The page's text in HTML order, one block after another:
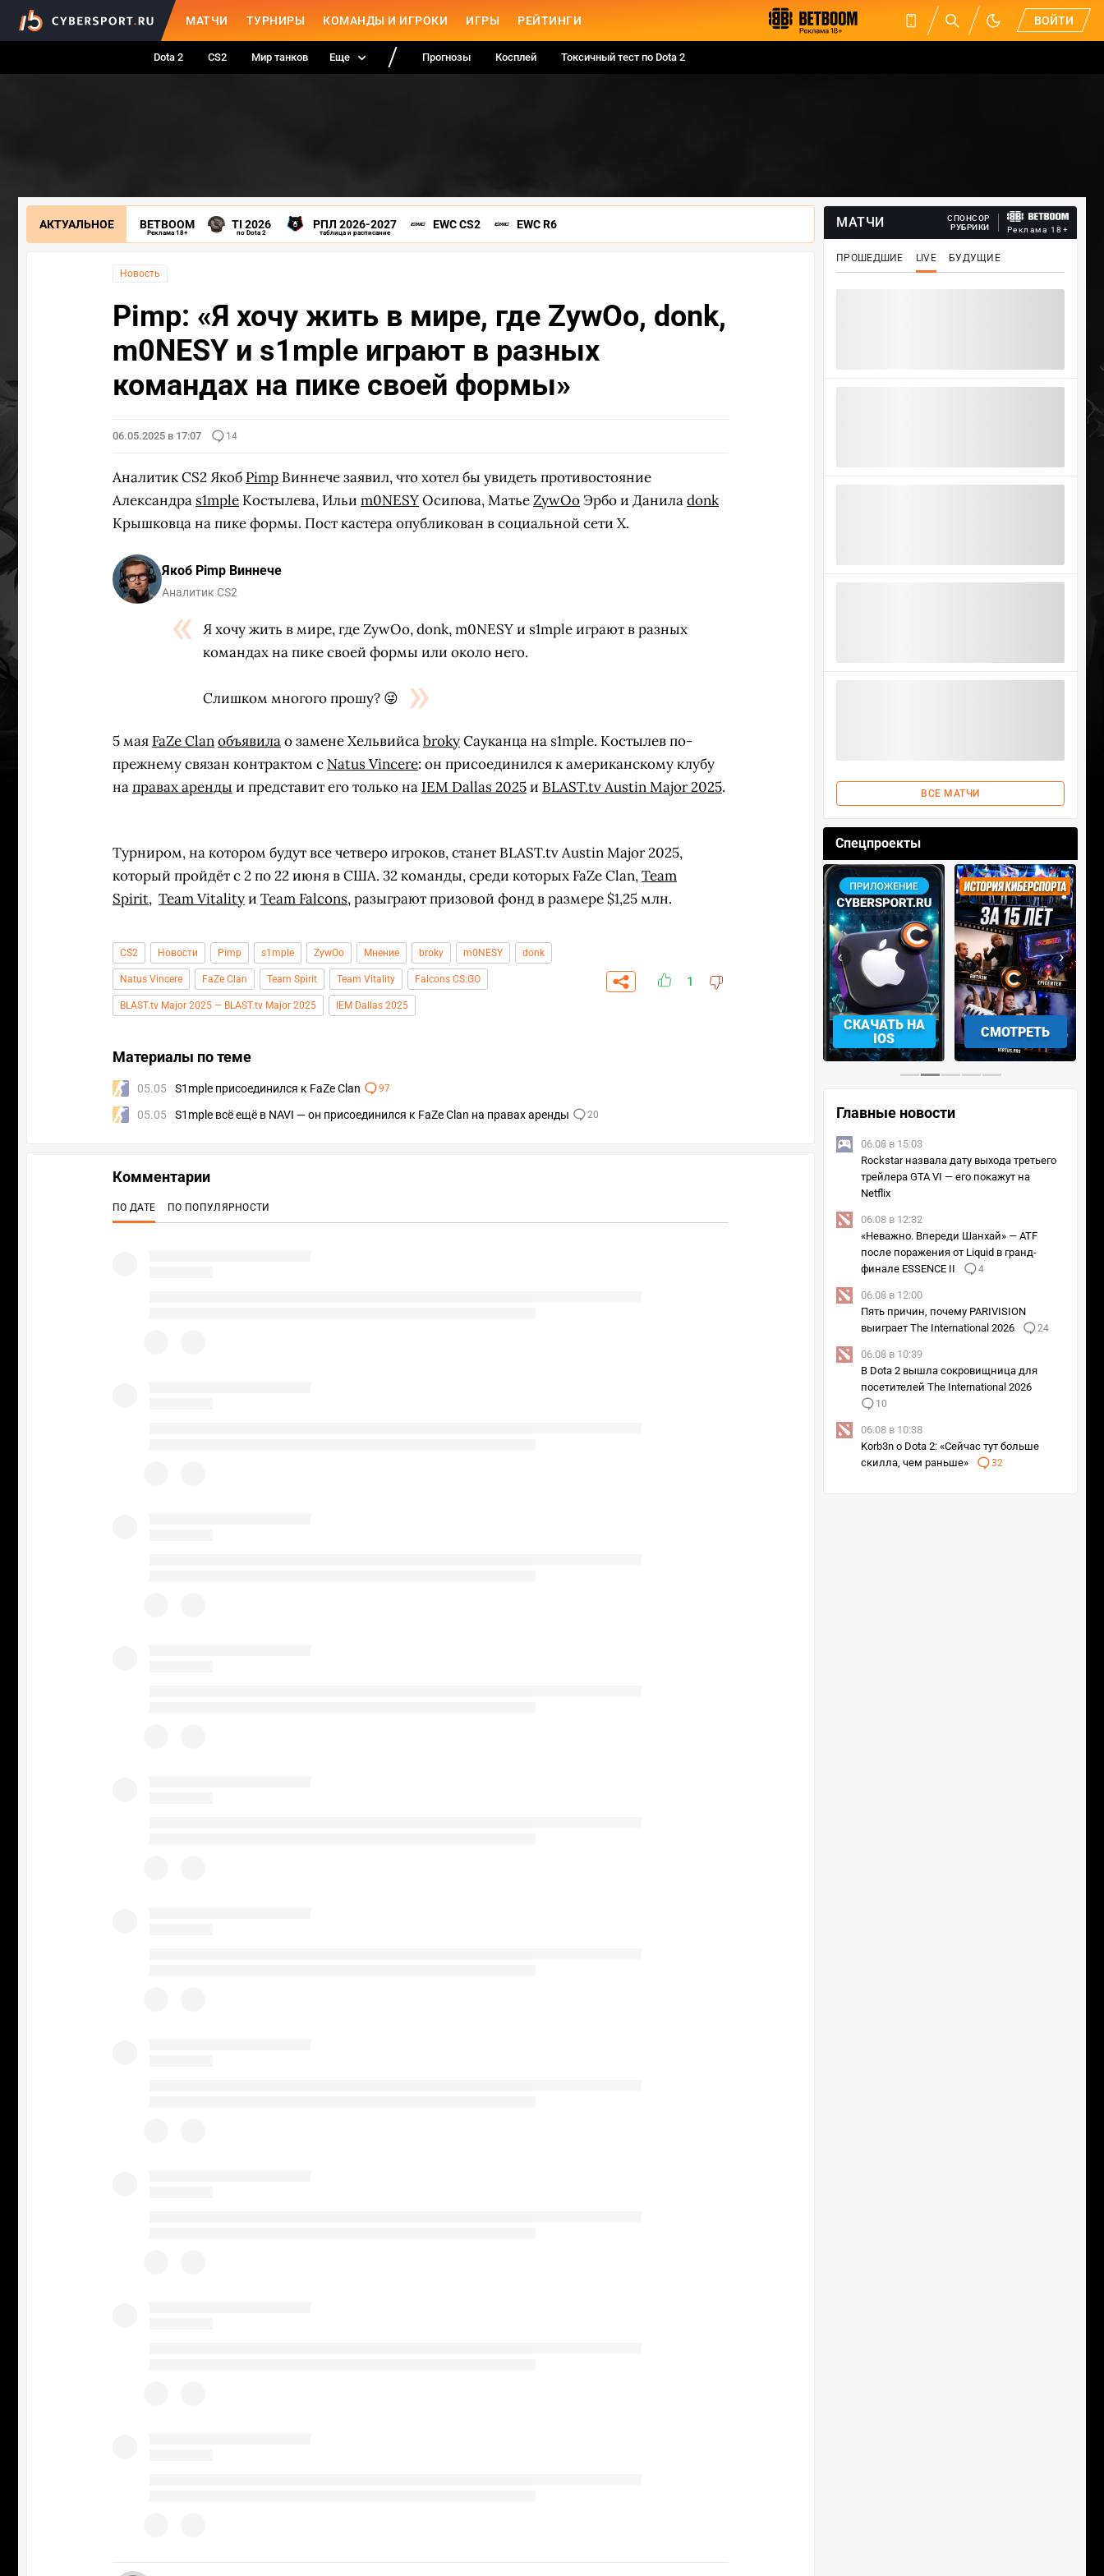
МАТЧИ ТУРНИРЫ КОМАНДЫ И ИГРОКИ ИГРЫ РЕЙТИНГИ ВОЙТИ
Dota 2 CS2 Мир танков Еще Прогнозы Косплей Токсичный тест по Dota 2
АКТУАЛЬНОЕ BETBOOM
Реклама 18+
TI 2026
по Dota 2
РПЛ 2026-2027
таблица и расписание
EWC CS2 EWC R6
Новость
Pimp: «Я хочу жить в мире, где ZywOo, donk,
m0NESY и s1mple играют в разных
командах на пике своей формы»
06.05.2025 в 17:07 14
Аналитик CS2 Якоб Pimp Виннече заявил, что хотел бы увидеть противостояние
Александра s1mple Костылева, Ильи m0NESYОсипова, МатьеZywOoЭрбо и Данилаdonk
Крышковца на пике формы. Пост кастера опубликован в социальной сети X.
Якоб Pimp Виннече
Аналитик CS2
Я хочу жить в мире, где ZywOo, donk, m0NESY и s1mple играют в разных
командах на пике своей формы или около него.
Слишком многого прошу? 😜
5 мая FaZe Clanобъявилао замене ХельвийсаbrokyСауканца на s1mple. Костылев по-
прежнему связан контрактом с Natus Vincere: он присоединился к американскому клубу
направах аренды и представит его только на IEM Dallas 2025и BLAST.tv Austin Major 2025.
Турниром, на котором будут все четверо игроков, станет BLAST.tv Austin Major 2025,
который пройдёт с 2 по 22 июня в США. 32 команды, среди которых FaZe Clan,Team
Spirit, Team Vitalityи Team Falcons, разыграют призовой фонд в размере $1,25 млн.
CS2 Новости Pimp s1mple ZywOo Мнение broky m0NESY donk
Natus Vincere FaZe Clan Team Spirit Team Vitality Falcons CS:GO
BLAST.tv Major 2025 — BLAST.tv Major 2025 IEM Dallas 2025
1
Материалы по теме
05.05 S1mple присоединился к FaZe Clan 97
05.05 S1mple всё ещё в NAVI — он присоединился к FaZe Clan на правах аренды 20
МАТЧИ
СПОНСОР
РУБРИКИ
Реклама 18+
ПРОШЕДШИЕ LIVE БУДУЩИЕ
ВСЕ МАТЧИ
Спецпроекты
СМОТРЕТЬ УЧАСТВОВАТЬ
‹ ›
Главные новости
06.08 в 15:03
Rockstar назвала дату выхода третьего
трейлера GTA VI — его покажут на
Netflix
06.08 в 12:32
«Неважно. Впереди Шанхай» — ATF
после поражения от Liquid в гранд-
финале ESSENCE II
4
06.08 в 12:00
Пять причин, почему PARIVISION
выиграет The International 2026
24
06.08 в 10:39
В Dota 2 вышла сокровищница для
посетителей The International 2026
10
06.08 в 10:38
Korb3n о Dota 2: «Сейчас тут больше
скилла, чем раньше»
32
Комментарии
ПО ДАТЕ ПО ПОПУЛЯРНОСТИ